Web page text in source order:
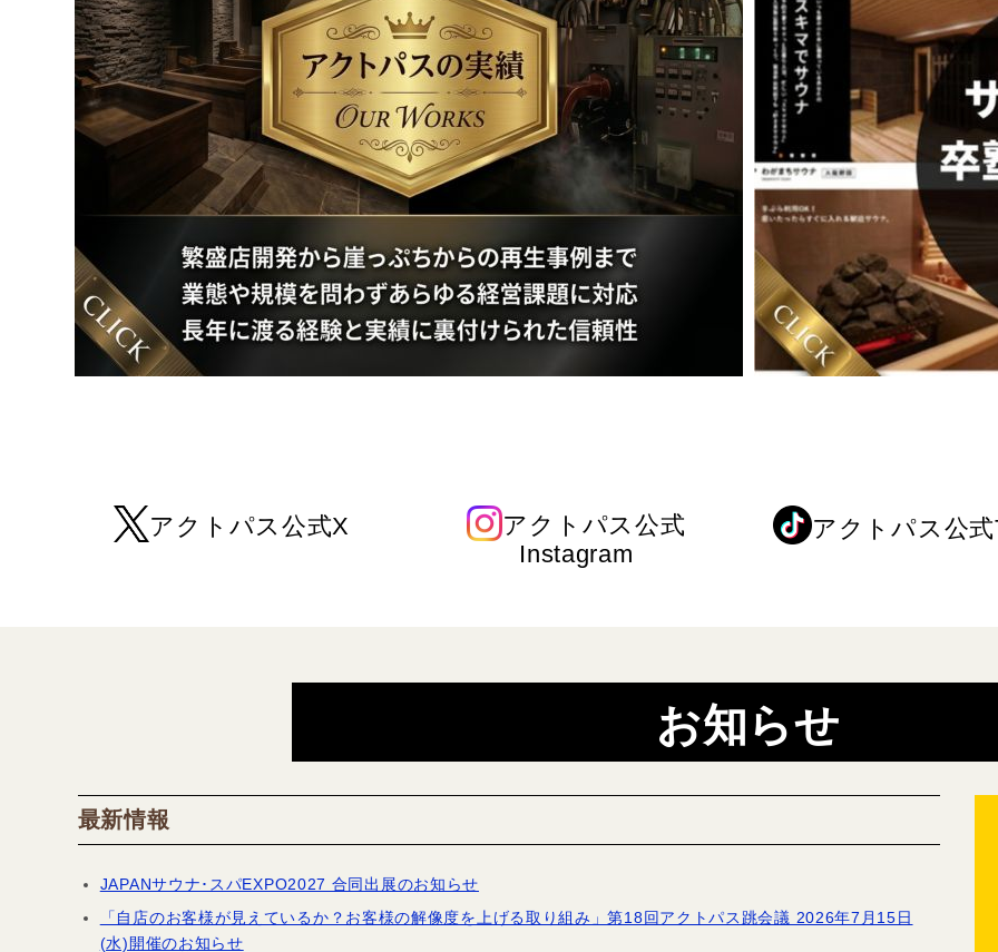
アクトパス公式X
アクトパス公式
Instagram
アクトパス公
お知らせ
最新情報
JAPANサウナ･スパEXPO2027 合同出展のお知らせ
「自店のお客様が見えているか？お客様の解像度を上げる取り組み」第18回アクトパス跳会議 2026年7月15日
(水)開催のお知らせ